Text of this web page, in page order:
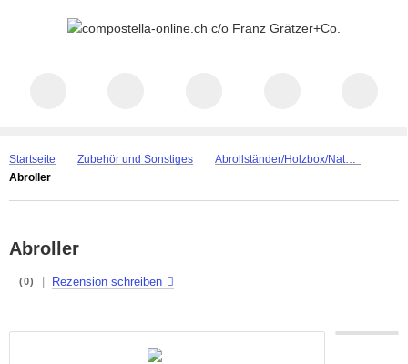
Startseite Zubehör und Sonstiges
Abrollständer/Holzbox/Naturkordel
Abroller
Abroller
(0) Rezension schreiben